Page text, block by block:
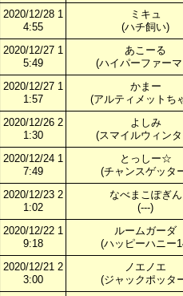
2020/12/28 1
4:55
ミキュ
(ハチ飼い)
2020/12/27 1
5:49
あこーる
(ハイパーファー
2020/12/27 1
1:57
かまー
(アルティメットち
2020/12/26 2
1:30
よしみ
(スマイルウィン
2020/12/24 1
7:49
とっしー☆
(チャンスゲッタ
2020/12/23 2
1:02
なべまこぽぎん
(---)
2020/12/22 1
9:18
ルームガーダ
(ハッピーハニー
2020/12/21 2
3:00
ノエノエ
(ジャックポッタ